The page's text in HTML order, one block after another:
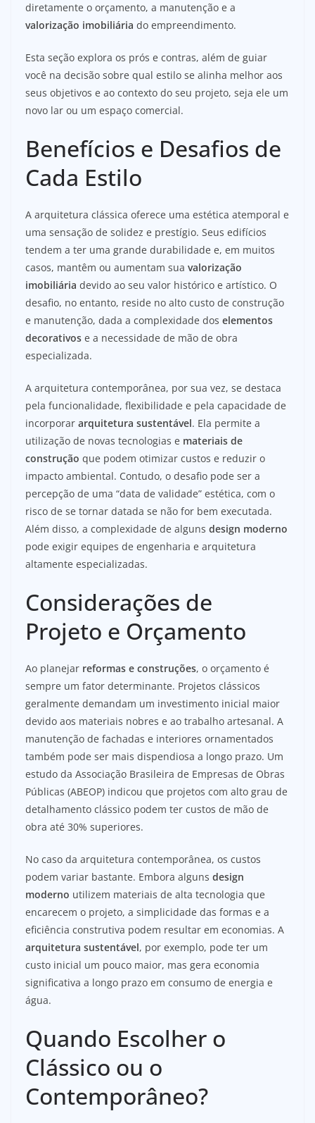
diretamente o orçamento, a manutenção e a
valorização imobiliária do empreendimento.
Esta seção explora os prós e contras, além de guiar
você na decisão sobre qual estilo se alinha melhor aos
seus objetivos e ao contexto do seu projeto, seja ele um
novo lar ou um espaço comercial.
Benefícios e Desafios de
Cada Estilo
A arquitetura clássica oferece uma estética atemporal e
uma sensação de solidez e prestígio. Seus edifícios
tendem a ter uma grande durabilidade e, em muitos
casos, mantêm ou aumentam sua valorização
imobiliária devido ao seu valor histórico e artístico. O
desafio, no entanto, reside no alto custo de construção
e manutenção, dada a complexidade dos elementos
decorativos e a necessidade de mão de obra
especializada.
A arquitetura contemporânea, por sua vez, se destaca
pela funcionalidade, flexibilidade e pela capacidade de
incorporar arquitetura sustentável. Ela permite a
utilização de novas tecnologias e materiais de
construção que podem otimizar custos e reduzir o
impacto ambiental. Contudo, o desafio pode ser a
percepção de uma “data de validade” estética, com o
risco de se tornar datada se não for bem executada.
Além disso, a complexidade de alguns design moderno
pode exigir equipes de engenharia e arquitetura
altamente especializadas.
Considerações de
Projeto e Orçamento
Ao planejar reformas e construções, o orçamento é
sempre um fator determinante. Projetos clássicos
geralmente demandam um investimento inicial maior
devido aos materiais nobres e ao trabalho artesanal. A
manutenção de fachadas e interiores ornamentados
também pode ser mais dispendiosa a longo prazo. Um
estudo da Associação Brasileira de Empresas de Obras
Públicas (ABEOP) indicou que projetos com alto grau de
detalhamento clássico podem ter custos de mão de
obra até 30% superiores.
No caso da arquitetura contemporânea, os custos
podem variar bastante. Embora alguns design
moderno utilizem materiais de alta tecnologia que
encarecem o projeto, a simplicidade das formas e a
eficiência construtiva podem resultar em economias. A
arquitetura sustentável, por exemplo, pode ter um
custo inicial um pouco maior, mas gera economia
significativa a longo prazo em consumo de energia e
água.
Quando Escolher o
Clássico ou o
Contemporâneo?